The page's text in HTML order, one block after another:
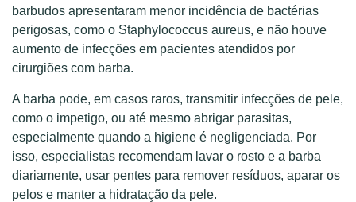
barbudos apresentaram menor incidência de bactérias
perigosas, como o Staphylococcus aureus, e não houve
aumento de infecções em pacientes atendidos por
cirurgiões com barba.
A barba pode, em casos raros, transmitir infecções de pele,
como o impetigo, ou até mesmo abrigar parasitas,
especialmente quando a higiene é negligenciada. Por
isso, especialistas recomendam lavar o rosto e a barba
diariamente, usar pentes para remover resíduos, aparar os
pelos e manter a hidratação da pele.